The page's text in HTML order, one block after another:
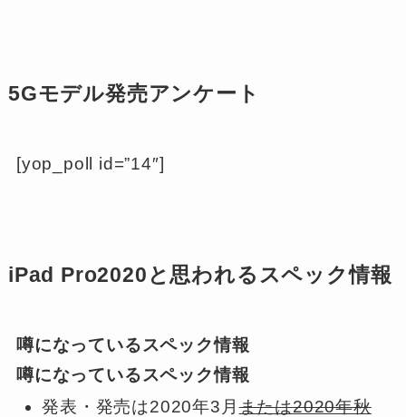
5Gモデル発売アンケート
[yop_poll id=”14″]
iPad Pro2020と思われるスペック情報
噂になっているスペック情報
噂になっているスペック情報
発表・発売は2020年3月または2020年秋